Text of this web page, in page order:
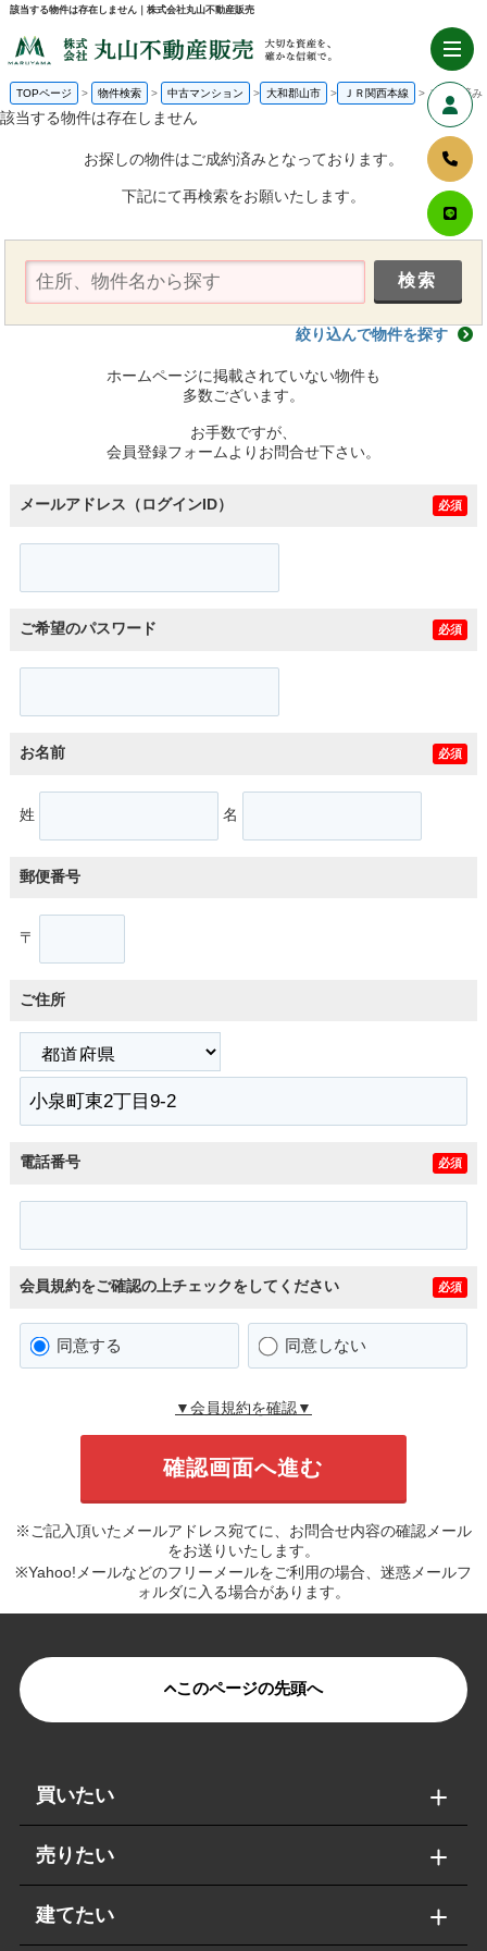
該当する物件は存在しません｜株式会社丸山不動産販売
TOPページ 物件検索 中古マンション 大和郡山市 ＪＲ関西本線 ご成約済み
該当する物件は存在しません
お探しの物件はご成約済みとなっております。
下記にて再検索をお願いたします。
絞り込んで物件を探す
ホームページに掲載されていない物件も
多数ございます。
お手数ですが、
会員登録フォームよりお問合せ下さい。
メールアドレス（ログインID） 必須
ご希望のパスワード 必須
お名前 必須
姓 名
郵便番号
〒
ご住所
電話番号 必須
会員規約をご確認の上チェックをしてください 必須
同意する 同意しない
▼会員規約を確認▼
※ご記入頂いたメールアドレス宛てに、お問合せ内容の確認メール
をお送りいたします。
※Yahoo!メールなどのフリーメールをご利用の場合、迷惑メールフ
ォルダに入る場合があります。
このページの先頭へ
買いたい
売りたい
建てたい